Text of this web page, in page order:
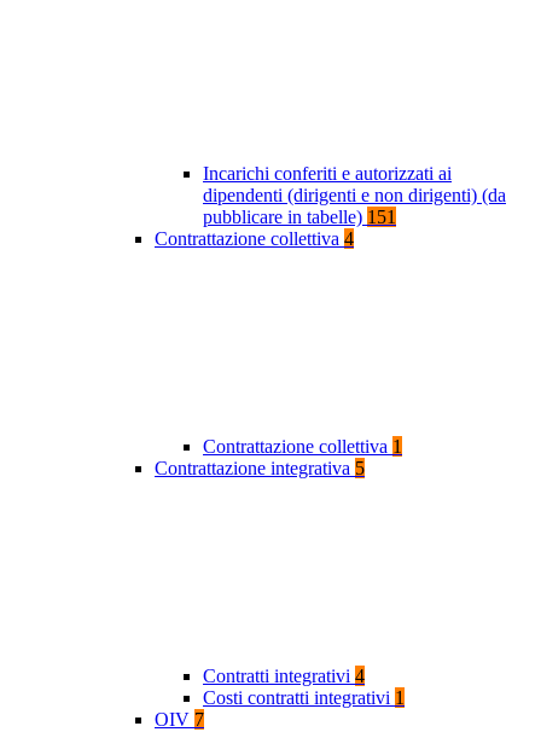
Incarichi conferiti e autorizzati ai
dipendenti (dirigenti e non dirigenti) (da
pubblicare in tabelle) 151
Contrattazione collettiva 4
Contrattazione collettiva 1
Contrattazione integrativa 5
Contratti integrativi 4
Costi contratti integrativi 1
OIV 7